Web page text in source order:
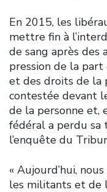
En 2015, les
mettre fin à
de sang après des
pression de la part
et des droits de la
contestée devant
de la personne et,
fédéral a perdu
l’enquête du
« Aujourd’hui,
les militants et de